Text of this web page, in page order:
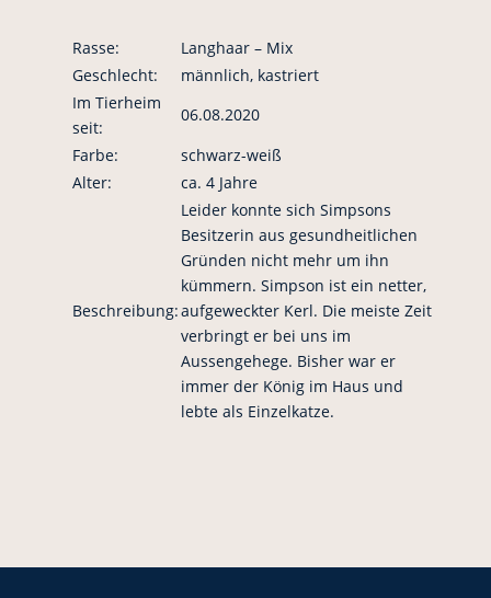
Rasse:
Langhaar – Mix
Geschlecht:
männlich, kastriert
Im Tierheim
seit:
06.08.2020
Farbe:
schwarz-weiß
Alter:
ca. 4 Jahre
Beschreibung:
Leider konnte sich Simpsons
Besitzerin aus gesundheitlichen
Gründen nicht mehr um ihn
kümmern. Simpson ist ein netter,
aufgeweckter Kerl. Die meiste Zeit
verbringt er bei uns im
Aussengehege. Bisher war er
immer der König im Haus und
lebte als Einzelkatze.